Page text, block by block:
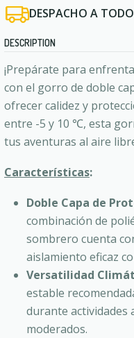
DESPACHO A
DESCRIPTION
¡Prepárate para
con el gorro de doble
ofrecer calidez y
entre -5 y 10 ℃, esta
tus aventuras al aire
Características:
Doble Capa de
combinación de
sombrero cuenta
aislamiento eficaz
Versatilidad
estable
durante actividades
moderados.